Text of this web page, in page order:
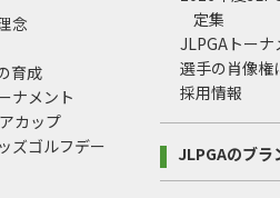
念
育成
ナメント
カップ
ズゴルフデー
定集
JLPGAトー
選手の肖像権
採用情報
JLPGAのブラ